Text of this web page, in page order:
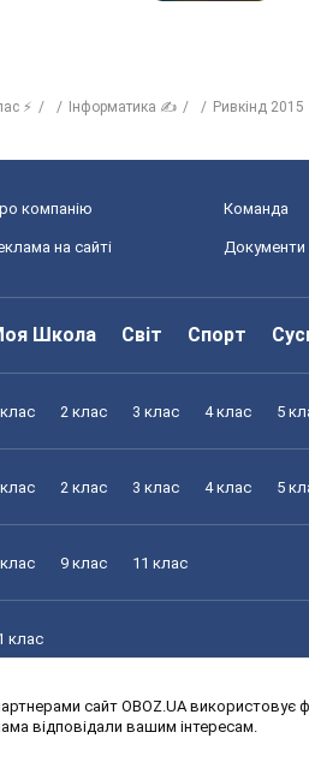
⚡ Інформатика ✍ Ривкінд 2015
компанію Команда
на сайті Документи
Школа Світ Спорт
2 клас 3 клас 4 клас 5
2 клас 3 клас 4 клас 5
9 клас 11 клас
клас
клас 2 клас 3 клас 4 клас 5
сайт OBOZ.UA використовує
відповідали вашим інтересам.